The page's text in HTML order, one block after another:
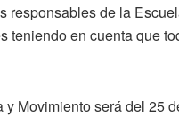
responsables de la
teniendo en cuenta que
Movimiento será del 25